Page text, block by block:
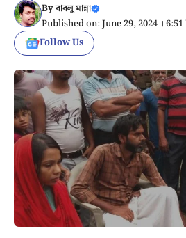
Byবাবলু মান্না
Published on: June 29, 2024 । 6:51
Follow Us